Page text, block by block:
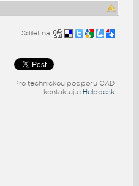
Sdílet na:
Pro technickou podporu CAD
kontaktujte Helpdesk